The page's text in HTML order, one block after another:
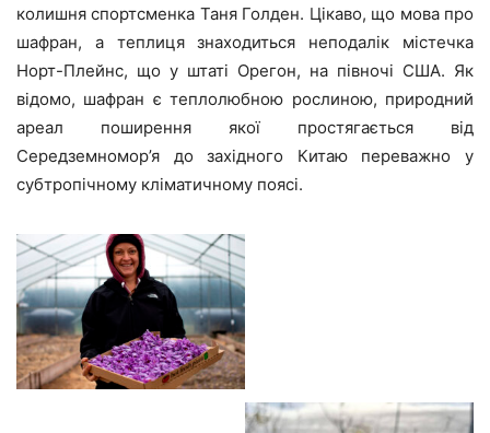
колишня спортсменка Таня Голден. Цікаво, що мова про
шафран, а теплиця знаходиться неподалік містечка
Норт-Плейнс, що у штаті Орегон, на півночі США. Як
відомо, шафран є теплолюбною рослиною, природний
ареал поширення якої простягається від
Середземномор’я до західного Китаю переважно у
субтропічному кліматичному поясі.